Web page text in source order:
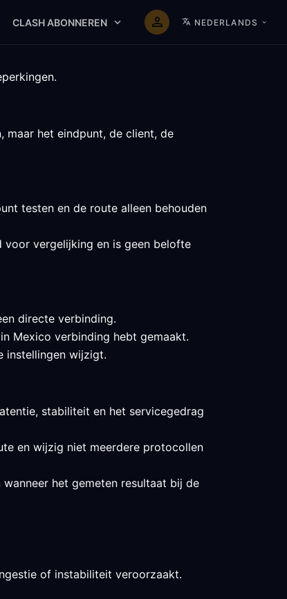
CLASH ABONNEREN NEDERLANDS
maar het eindpunt, de client, de
testen en de route alleen behouden
voor vergelijking en is geen belofte
directe verbinding.
Mexico verbinding hebt gemaakt.
instellingen wijzigt.
stabiliteit en het servicegedrag
en wijzig niet meerdere protocollen
het gemeten resultaat bij de
of instabiliteit veroorzaakt.